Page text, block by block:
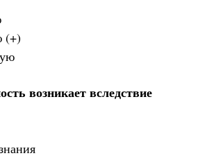
(+)
возникает вследствие